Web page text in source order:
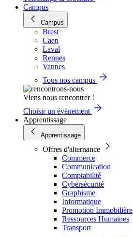
Campus
Campus
Brest
Caen
Laval
Rennes
Vannes
Tous nos campus
Viens nous rencontrer !
Choisir un évènement
Apprentissage
Apprentissage
Offres d'alternance
Commerce
Communication
Comptabilité
Cybersécurité
Graphisme
Informatique
Promotion Immobilière
Ressources Humaines
Transport